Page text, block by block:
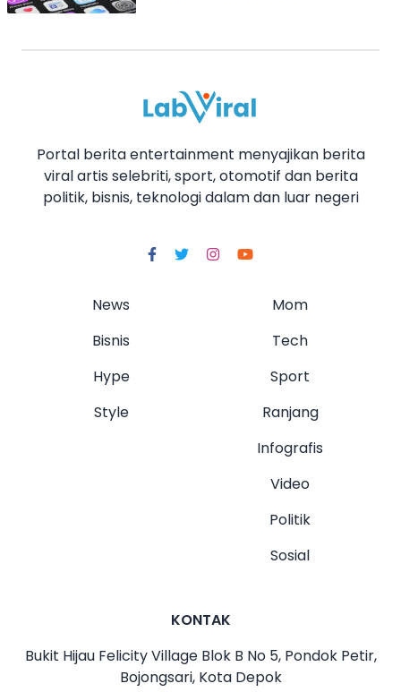
Portal berita entertainment menyajikan berita
viral artis selebriti, sport, otomotif dan berita
politik, bisnis, teknologi dalam dan luar negeri
News
Bisnis
Hype
Style
Mom
Tech
Sport
Ranjang
Infografis
Video
Politik
Sosial
KONTAK
Bukit Hijau Felicity Village Blok B No 5, Pondok Petir,
Bojongsari, Kota Depok